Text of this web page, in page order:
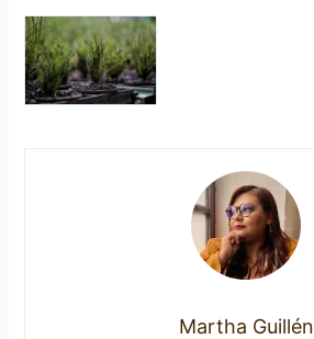
Martha Guillén